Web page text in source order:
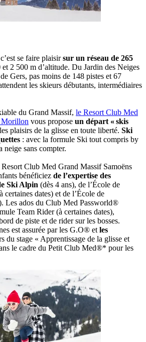
se faire plaisirsur un réseau de 265
et 2 500 m d’altitude. Du Jardin des Neiges
Gers, pas moins de 148 pistes et 67
les skieurs débutants, intermédiaires
du Grand Massif, le Resort Club Med
Morillon vous propose un départ « skis
plaisirs de la glisse en toute liberté. Ski
: avec la formule Ski tout compris by
sans compter.
Club Med Grand Massif Samoëns
bénéficiez de l’expertise des
Ski Alpin (dès 4 ans), de l’École de
certaines dates) et de l’École de
Les ados du Club Med Passworld®
Team Rider (à certaines dates),
de piste et de rider sur les bosses.
est assurée par les G.O® et les
du stage « Apprentissage de la glisse et
le cadre du Petit Club Med®* pour les